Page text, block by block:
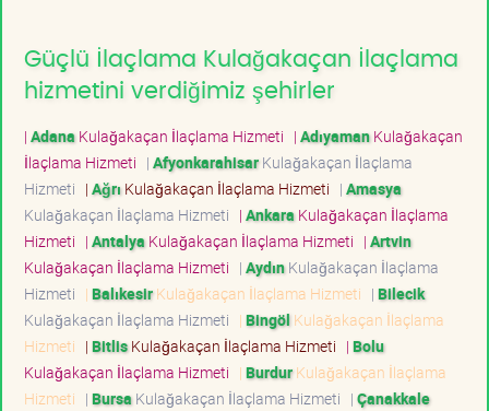
Güçlü İlaçlama Kulağakaçan İlaçlama
hizmetini verdiğimiz şehirler
| Adana Kulağakaçan İlaçlama Hizmeti | AdıyamanKulağakaçan
İlaçlama Hizmeti | AfyonkarahisarKulağakaçan İlaçlama
Hizmeti | Ağrı Kulağakaçan İlaçlama Hizmeti | Amasya
Kulağakaçan İlaçlama Hizmeti | Ankara Kulağakaçan İlaçlama
Hizmeti | Antalya Kulağakaçan İlaçlama Hizmeti | Artvin
Kulağakaçan İlaçlama Hizmeti | AydınKulağakaçan İlaçlama
Hizmeti | BalıkesirKulağakaçan İlaçlama Hizmeti | Bilecik
Kulağakaçan İlaçlama Hizmeti | Bingöl Kulağakaçan İlaçlama
Hizmeti | BitlisKulağakaçan İlaçlama Hizmeti | Bolu
Kulağakaçan İlaçlama Hizmeti | BurdurKulağakaçan İlaçlama
Hizmeti | Bursa Kulağakaçan İlaçlama Hizmeti | Çanakkale